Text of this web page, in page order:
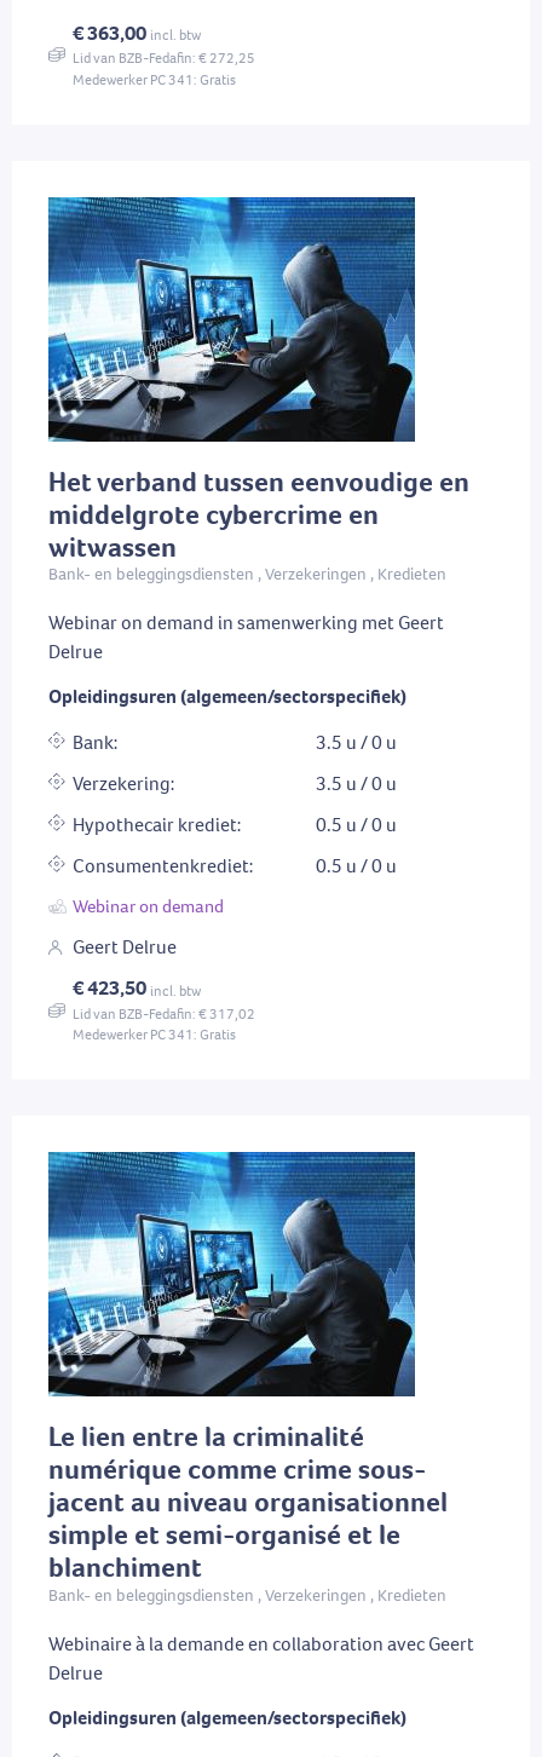
€ 363,00 incl. btw
Lid van BZB-Fedafin: € 272,25
Medewerker PC 341: Gratis
Het verband tussen eenvoudige en
middelgrote cybercrime en
witwassen
Bank- en beleggingsdiensten , Verzekeringen , Kredieten
Webinar on demand in samenwerking met Geert
Delrue
Opleidingsuren (algemeen/sectorspecifiek)
Bank:
3.5 u / 0 u
Verzekering:
3.5 u / 0 u
Hypothecair krediet:
0.5 u / 0 u
Consumentenkrediet:
0.5 u / 0 u
Webinar on demand
Geert Delrue
€ 423,50 incl. btw
Lid van BZB-Fedafin: € 317,02
Medewerker PC 341: Gratis
Le lien entre la criminalité
numérique comme crime sous-
jacent au niveau organisationnel
simple et semi-organisé et le
blanchiment
Bank- en beleggingsdiensten , Verzekeringen , Kredieten
Webinaire à la demande en collaboration avec Geert
Delrue
Opleidingsuren (algemeen/sectorspecifiek)